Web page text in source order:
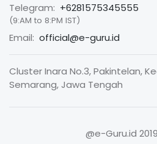
Telegram: +6281575345555
(9:AM to 8:PM IST)
Email: official@e-guru.id
Cluster Inara No.3, Pakintelan,
Semarang, Jawa Tengah
@e-Guru.id